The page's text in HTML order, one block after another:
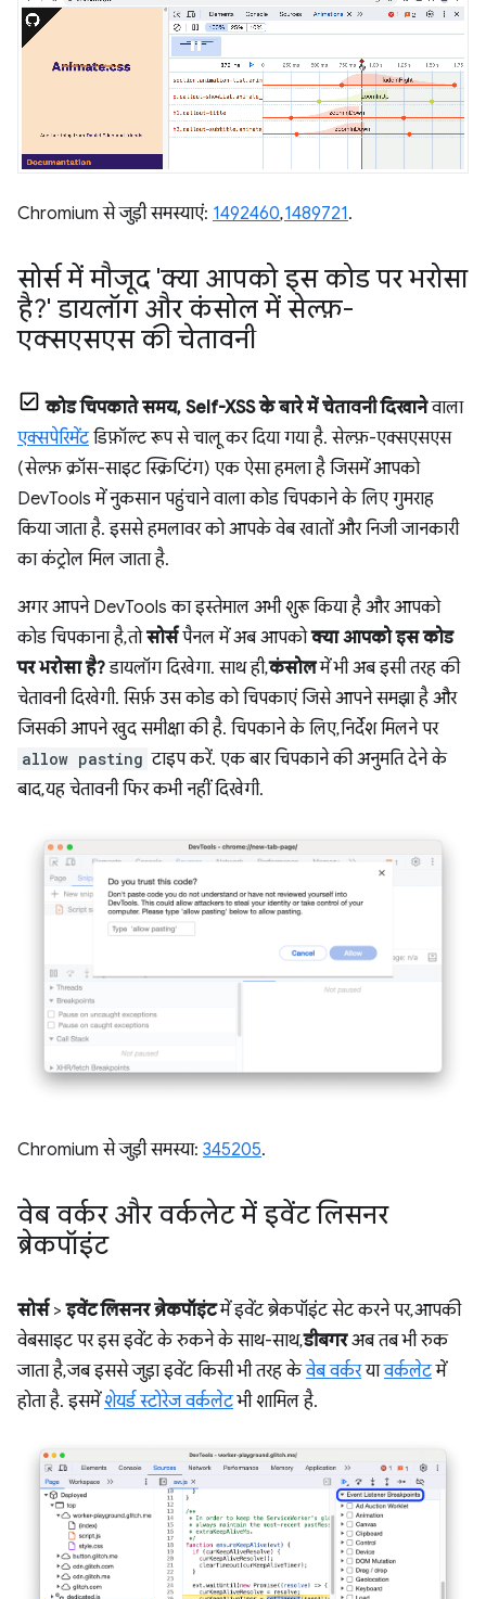
Chromium से जुड़ी समस्याएं: 1492460,1489721.
सोर्स में मौजूद 'क्या आपको इस कोड पर भरोसा
है?' डायलॉग और कंसोल में सेल्फ़-
एक्सएसएस की चेतावनी
कोड चिपकाते समय, Self-XSS के बारे में चेतावनी दिखानेवाला
एक्सपेरिमेंटडिफ़ॉल्ट रूप से चालू कर दिया गया है. सेल्फ़-एक्सएसएस
(सेल्फ़ क्रॉस-साइट स्क्रिप्टिंग) एक ऐसा हमला है जिसमें आपको
DevTools में नुकसान पहुंचाने वाला कोड चिपकाने के लिए गुमराह
किया जाता है. इससे हमलावर को आपके वेब खातों और निजी जानकारी
का कंट्रोल मिल जाता है.
अगर आपने DevTools का इस्तेमाल अभी शुरू किया है और आपको
कोड चिपकाना है, तोसोर्सपैनल में अब आपकोक्या आपको इस कोड
पर भरोसा है?डायलॉग दिखेगा. साथ ही,कंसोलमें भी अब इसी तरह की
चेतावनी दिखेगी. सिर्फ़ उस कोड को चिपकाएं जिसे आपने समझा है और
जिसकी आपने खुद समीक्षा की है. चिपकाने के लिए, निर्देश मिलने पर
allow pasting टाइप करें. एक बार चिपकाने की अनुमति देने के
बाद, यह चेतावनी फिर कभी नहीं दिखेगी.
Chromium से जुड़ी समस्या: 345205.
वेब वर्कर और वर्कलेट में इवेंट लिसनर
ब्रेकपॉइंट
सोर्स>इवेंट लिसनर ब्रेकपॉइंटमें इवेंट ब्रेकपॉइंट सेट करने पर, आपकी
वेबसाइट पर इस इवेंट के रुकने के साथ-साथ,डीबगरअब तब भी रुक
जाता है, जब इससे जुड़ा इवेंट किसी भी तरह केवेब वर्करयावर्कलेटमें
होता है. इसमेंशेयर्ड स्टोरेज वर्कलेटभी शामिल है.